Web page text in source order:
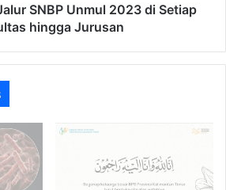
SNBP Unmul 2023 di Setiap
hingga Jurusan